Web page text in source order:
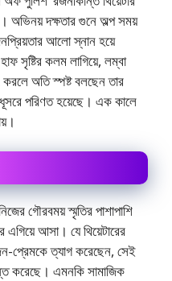
অভিনয় দক্ষতার গুনে অল্প সময়
আলো স্নান হয়ে
সৃষ্টির কলম লাগিয়ে, লম্বা
করলে অতি স্পষ্ট বলছেন তার
পরিণত হয়েছে। এক কালে
গৌরবময় স্মৃতির পাশাপাশি
এগিয়ে আসা। যে থিয়েটারের
প্রেমকে ত্যাগ করেছেন, সেই
করেছে। এমনকি সামাজিক